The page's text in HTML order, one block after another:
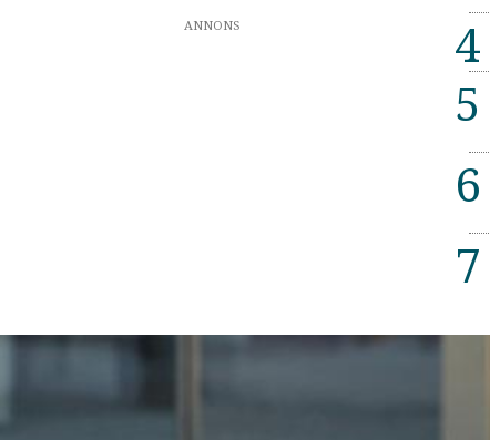
ANNONS